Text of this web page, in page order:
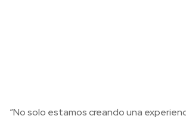
“No solo estamos creando una